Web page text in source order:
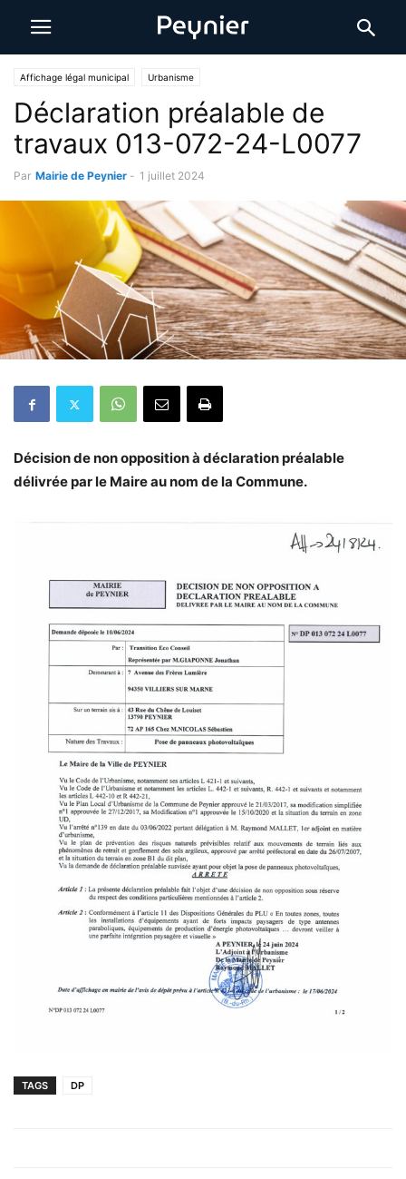
Affichage légal municipal Urbanisme
Déclaration préalable de
travaux 013-072-24-L0077
Par Mairie de Peynier - 1 juillet 2024
Décision de non opposition à déclaration préalable
délivrée par le Maire au nom de la Commune.
TAGS DP